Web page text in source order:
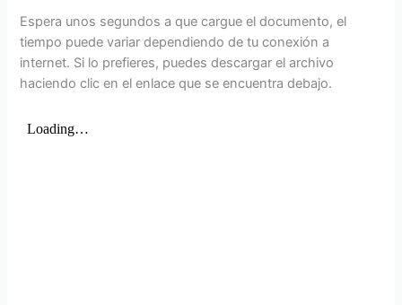
Espera unos segundos a que cargue el documento, el
tiempo puede variar dependiendo de tu conexión a
internet. Si lo prefieres, puedes descargar el archivo
haciendo clic en el enlace que se encuentra debajo.